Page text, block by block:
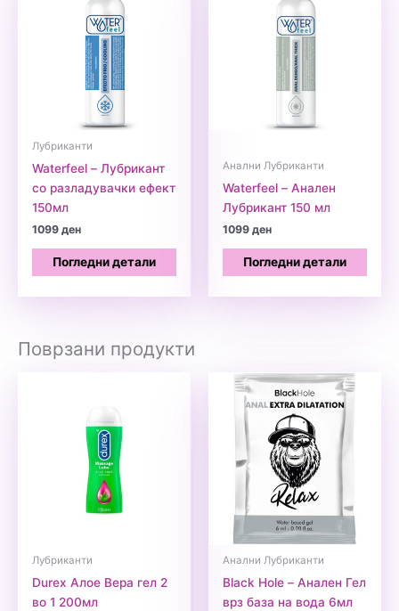
Лубриканти
Waterfeel – Лубрикант
со разладувачки ефект
150мл
1099ден
Погледни детали
Анални Лубриканти
Waterfeel – Анален
Лубрикант 150 мл
1099ден
Погледни детали
Поврзани продукти
Лубриканти
Durex Алое Вера гел 2
во 1 200мл
Анални Лубриканти
Black Hole – Анален Гел
врз база на вода 6мл